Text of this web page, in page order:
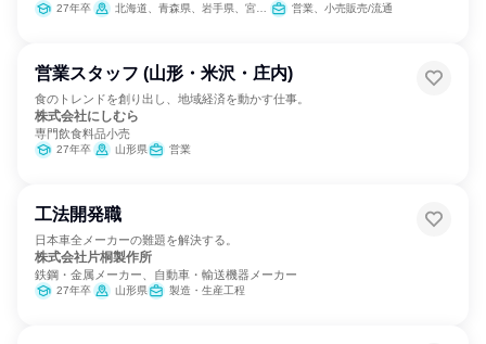
27年卒 北海道、青森県、岩手県、宮城県、秋田県、山形県、福島県、茨城県、栃木県、群馬県、埼玉県、千葉県、東京都、神奈川県、新潟県、富山県、石川県、福井県、山梨県、長野県、岐阜県、静岡県、愛知県、三重県、滋賀県、京都府、大阪府、兵庫県、奈良県、和歌山県、鳥取県、島根県、岡山県、広島県、山口県、徳島県、香川県、愛媛県、高知県、福岡県、佐賀県、長崎県、熊本県、大分県、宮崎県、鹿児島県 営業、小売販売/流通
営業スタッフ (山形・米沢・庄内)
食のトレンドを創り出し、地域経済を動かす仕事。
株式会社にしむら
専門飲食料品小売
27年卒 山形県 営業
工法開発職
日本車全メーカーの難題を解決する。
株式会社片桐製作所
鉄鋼・金属メーカー、自動車・輸送機器メーカー
27年卒 山形県 製造・生産工程